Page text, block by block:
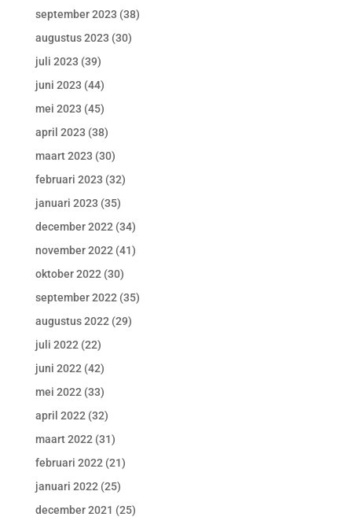
september 2023 (38)
augustus 2023 (30)
juli 2023 (39)
juni 2023 (44)
mei 2023 (45)
april 2023 (38)
maart 2023 (30)
februari 2023 (32)
januari 2023 (35)
december 2022 (34)
november 2022 (41)
oktober 2022 (30)
september 2022 (35)
augustus 2022 (29)
juli 2022 (22)
juni 2022 (42)
mei 2022 (33)
april 2022 (32)
maart 2022 (31)
februari 2022 (21)
januari 2022 (25)
december 2021 (25)